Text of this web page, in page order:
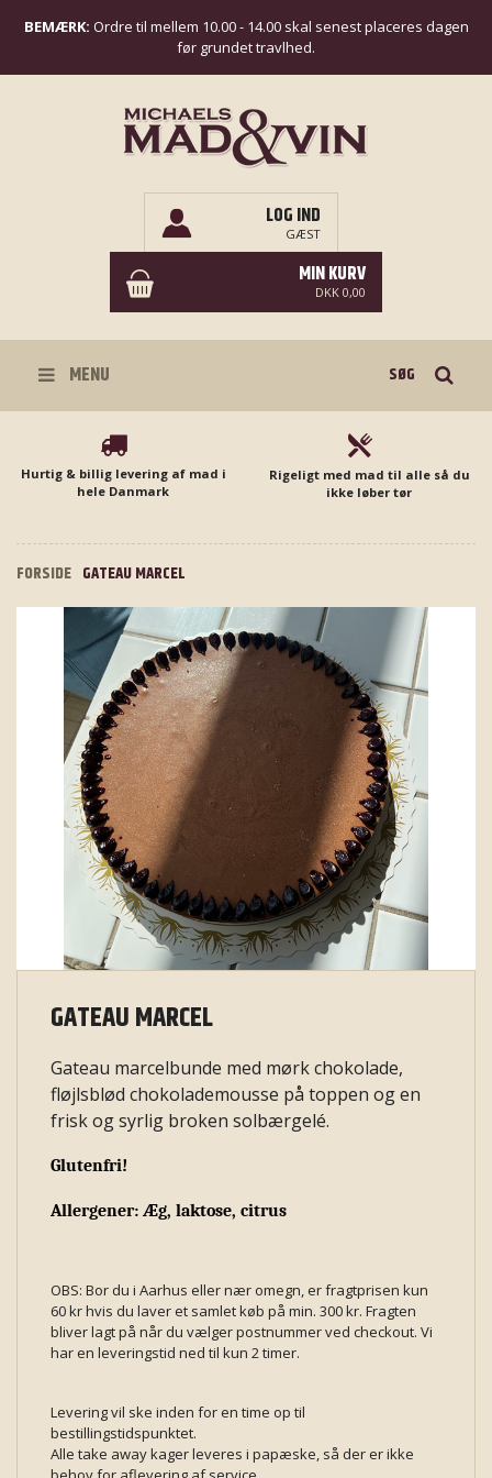
BEMÆRK: Ordre til mellem 10.00 - 14.00 skal senest placeres dagen
før grundet travlhed.
LOG IND
GÆST
MIN KURV
DKK 0,00
MENU
Hurtig & billig levering af mad i
hele Danmark
Rigeligt med mad til alle så du
ikke løber tør
FORSIDE GATEAU MARCEL
GATEAU MARCEL
Gateau marcelbunde med mørk chokolade,
fløjlsblød chokolademousse på toppen og en
frisk og syrlig broken solbærgelé.
Glutenfri!
Allergener: Æg, laktose, citrus
OBS: Bor du i Aarhus eller nær omegn, er fragtprisen kun
60 kr hvis du laver et samlet køb på min. 300 kr. Fragten
bliver lagt på når du vælger postnummer ved checkout. Vi
har en leveringstid ned til kun 2 timer.
Levering vil ske inden for en time op til
bestillingstidspunktet.
Alle take away kager leveres i papæske, så der er ikke